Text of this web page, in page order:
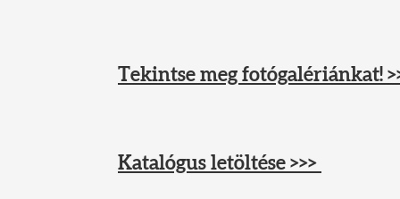
Tekintse meg fotógalériánkat!
Katalógus letöltése >>>